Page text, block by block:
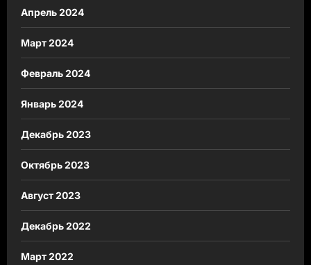
Апрель 2024
Март 2024
Февраль 2024
Январь 2024
Декабрь 2023
Октябрь 2023
Август 2023
Декабрь 2022
Март 2022